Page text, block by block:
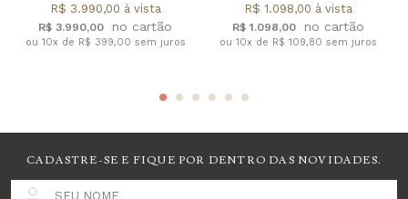
R$ 3.990,00
R$ 3.990,00 à vista
ou 10x de R$ 399,00 sem juros
R$ 1.098,00
R$ 1.098,00 à vista
ou 10x de R$ 109,80 sem juros
CADASTRE-SE E FIQUE POR DENTRO DAS NOVIDADES.
SEU NOME